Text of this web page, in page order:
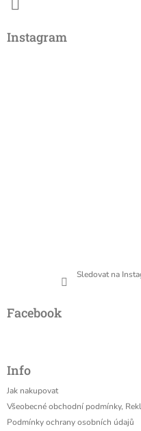
Instagram
Sledovat na
Facebook
Info
Jak nakupovat
Všeobecné obchodní podmínky,
Podmínky ochrany osobních údajů